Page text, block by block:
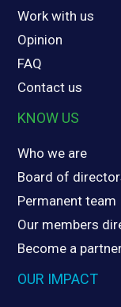
Work with us
Opinion
FAQ
Contact us
KNOW US
Who we are
Board of
Permanent team
Our members
Become a
OUR IMPACT